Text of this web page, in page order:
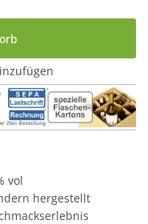
vol
hergestellt